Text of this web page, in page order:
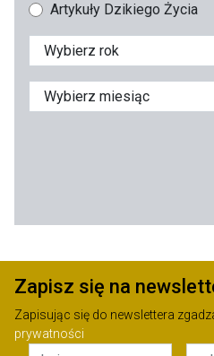
Artykuły Dzikiego Życia
Zapisz się na
Zapisując się do newslettera
prywatności